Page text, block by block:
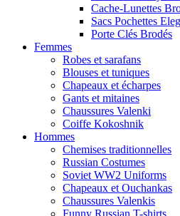
Cache-Lunettes
Sacs Pochettes
Porte Clés Brodés
Femmes
Robes et sarafans
Blouses et tuniques
Chapeaux et écharpes
Gants et mitaines
Chaussures Valenki
Coiffe Kokoshnik
Hommes
Chemises traditionnelles
Russian Costumes
Soviet WW2 Uniforms
Chapeaux et Ouchankas
Chaussures Valenkis
Funny Russian T-shirts